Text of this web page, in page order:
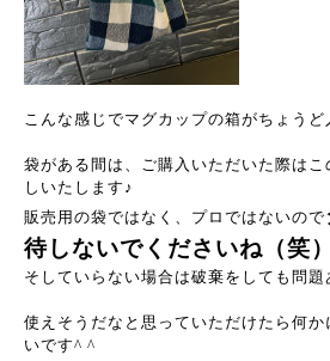
こんな感じでマグカップの箱がちょう
袋がある間は、ご購入いただいた際は
しいたします♪
販売用の袋ではなく、プロではないので
待しないでくださいね（笑）
そしていらない場合は破棄をしても問題
使えそうだなと思っていただけたら何か
いです^ ^